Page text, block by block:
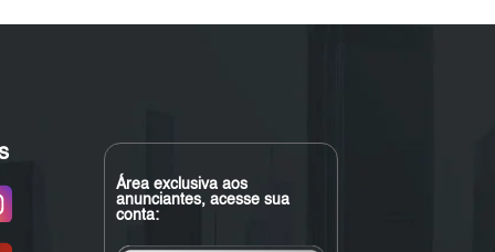
Área exclusiva aos
anunciantes, acesse sua
conta: